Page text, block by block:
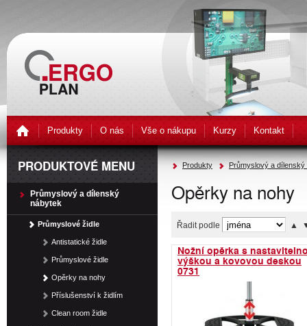
Produkty O nás Vše o nákupu Kurzy Kontakt
Produkty Průmyslový a dílenský
Opěrky na nohy
Řadit podle ▲
Nožní opěrka s
výškou a kovovou deskou
0731
PRODUKTOVÉ MENU
Průmyslový a dílenský
nábytek
Průmyslové židle
Antistatické židle
Průmyslové židle
Opěrky na nohy
Příslušenství k židlím
Clean room židle